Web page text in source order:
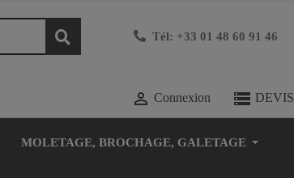
Tél: +33 01 48 60 91 46
 Connexion DEVIS
MOLETAGE, BROCHAGE, GALETAGE